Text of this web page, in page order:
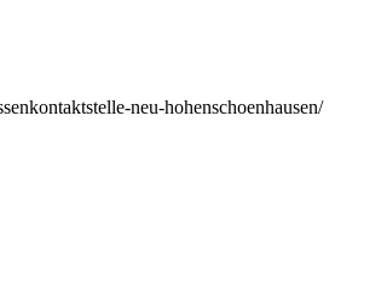
neu-hohenschoenhausen/